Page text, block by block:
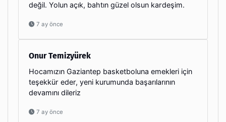
değil. Yolun açık, bahtın güzel olsun kardeşim.
7 ay önce
Onur Temizyürek
Hocamızın Gaziantep basketboluna emekleri için
teşekkür eder, yeni kurumunda başarılarının
devamını dileriz
7 ay önce